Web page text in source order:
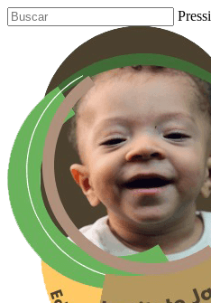
Skip
to